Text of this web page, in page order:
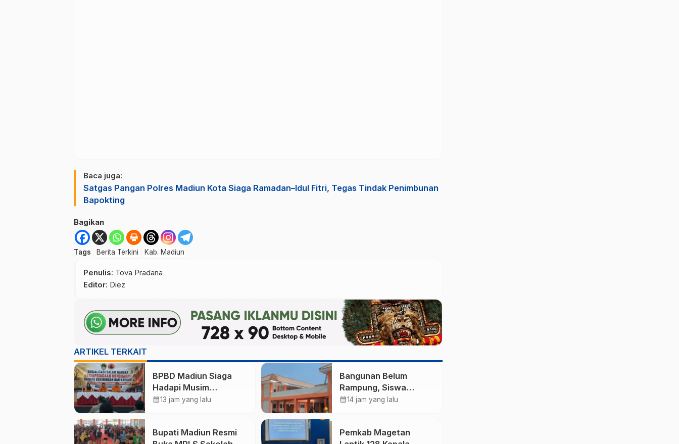
Baca juga:
Satgas Pangan Polres Madiun Kota Siaga Ramadan–Idul Fitri, Tegas Tindak Penimbunan
Bapokting
Bagikan
Tags Berita Terkini Kab. Madiun
Penulis: Tova Pradana
Editor: Diez
ARTIKEL TERKAIT
BPBD Madiun Siaga
Hadapi Musim
Kemarau, Petakan 71
Desa Rawan Karhutla
calendar_month13 jam yang lalu
Bangunan Belum
Rampung, Siswa
Sekolah Rakyat
calendar_month14 jam yang lalu
Bupati Madiun Resmi
Pemkab Magetan